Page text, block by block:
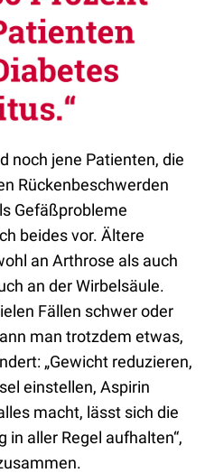
noch jene Patienten, die
Rückenbeschwerden
Gefäßprobleme
beides vor. Ältere
an Arthrose als auch
an der Wirbelsäule.
Fällen schwer oder
man trotzdem etwas,
„Gewicht reduzieren,
einstellen, Aspirin
macht, lässt sich die
in aller Regel aufhalten“,